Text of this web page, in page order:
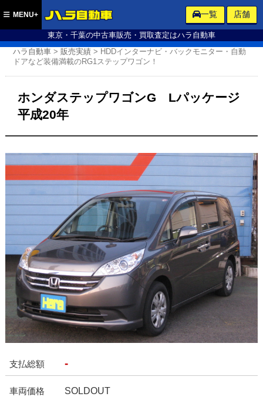
東京・千葉の中古車販売・買取査定はハラ自動車
MENU+ 一覧 店舗
ハラ自動車 >販売実績 > HDDインターナビ・バックモニター・自動
ドアなど装備満載のRG1ステップワゴン！
ホンダステップワゴンG Lパッケージ
平成20年
支払総額 -
車両価格 SOLDOUT